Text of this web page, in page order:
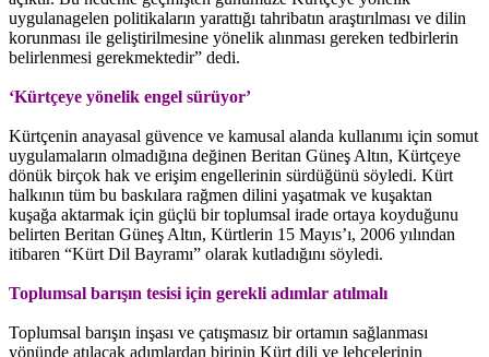
uygulanagelen politikaların yarattığı tahribatın araştırılması ve dilin
korunması ile geliştirilmesine yönelik alınması gereken tedbirlerin
belirlenmesi gerekmektedir” dedi.
‘Kürtçeye yönelik engel sürüyor’
Kürtçenin anayasal güvence ve kamusal alanda kullanımı için somut
uygulamaların olmadığına değinen Beritan Güneş Altın, Kürtçeye
dönük birçok hak ve erişim engellerinin sürdüğünü söyledi. Kürt
halkının tüm bu baskılara rağmen dilini yaşatmak ve kuşaktan
kuşağa aktarmak için güçlü bir toplumsal irade ortaya koyduğunu
belirten Beritan Güneş Altın, Kürtlerin 15 Mayıs’ı, 2006 yılından
itibaren “Kürt Dil Bayramı” olarak kutladığını söyledi.
Toplumsal barışın tesisi için gerekli adımlar atılmalı
Toplumsal barışın inşası ve çatışmasız bir ortamın sağlanması
yönünde atılacak adımlardan birinin Kürt dili ve lehçelerinin